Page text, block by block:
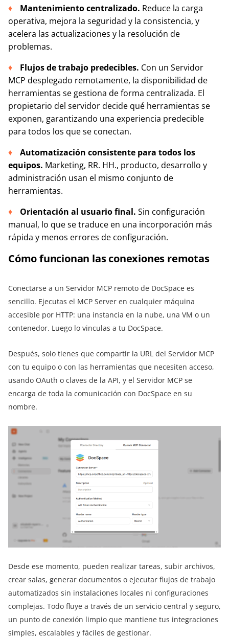
Mantenimiento centralizado. Reduce la carga
operativa, mejora la seguridad y la consistencia, y
acelera las actualizaciones y la resolución de
problemas.
Flujos de trabajo predecibles. Con un Servidor
MCP desplegado remotamente, la disponibilidad de
herramientas se gestiona de forma centralizada. El
propietario del servidor decide qué herramientas se
exponen, garantizando una experiencia predecible
para todos los que se conectan.
Automatización consistente para todos los
equipos. Marketing, RR. HH., producto, desarrollo y
administración usan el mismo conjunto de
herramientas.
Orientación al usuario final. Sin configuración
manual, lo que se traduce en una incorporación más
rápida y menos errores de configuración.
Cómo funcionan las conexiones remotas
Conectarse a un Servidor MCP remoto de DocSpace es
sencillo. Ejecutas el MCP Server en cualquier máquina
accesible por HTTP: una instancia en la nube, una VM o un
contenedor. Luego lo vinculas a tu DocSpace.
Después, solo tienes que compartir la URL del Servidor MCP
con tu equipo o con las herramientas que necesiten acceso,
usando OAuth o claves de la API, y el Servidor MCP se
encarga de toda la comunicación con DocSpace en su
nombre.
Desde ese momento, pueden realizar tareas, subir archivos,
crear salas, generar documentos o ejecutar flujos de trabajo
automatizados sin instalaciones locales ni configuraciones
complejas. Todo fluye a través de un servicio central y seguro,
un punto de conexión limpio que mantiene tus integraciones
simples, escalables y fáciles de gestionar.